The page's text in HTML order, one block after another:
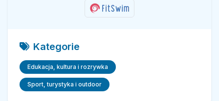
Kategorie
Edukacja, kultura i rozrywka
Sport, turystyka i outdoor